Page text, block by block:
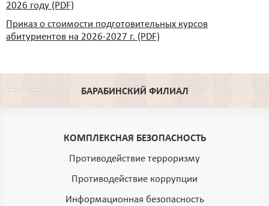
2026 году (PDF)
Приказ о стоимости подготовительных курсов
абитуриентов на 2026-2027 г. (PDF)
БАРАБИНСКИЙ ФИЛИАЛ
КОМПЛЕКСНАЯ БЕЗОПАСНОСТЬ
Противодействие терроризму
Противодействие коррупции
Информационная безопасность